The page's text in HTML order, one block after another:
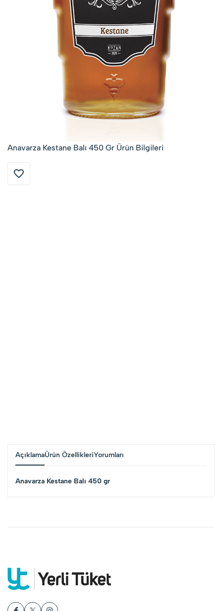
Anavarza Kestane Balı 450 Gr Ürün Bilgileri
AçıklamaÜrün ÖzellikleriYorumları
Anavarza Kestane Balı 450 gr